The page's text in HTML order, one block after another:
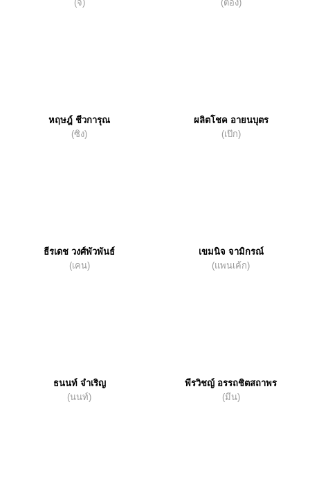
(จี๋)
(ต้อง)
หฤษฎ์ ชีวการุณ
(ซิง)
ผลิตโชค อายนบุตร
(เป๊ก)
ธีรเดช วงศ์พัวพันธ์
(เคน)
เขมนิจ จามิกรณ์
(แพนเค้ก)
ธนนท์ จำเริญ
(นนท์)
พีรวิชญ์ อรรถชิตสถาพร
(มีน)